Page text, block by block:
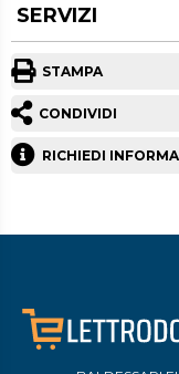
SERVIZI
STAMPA
CONDIVIDI
RICHIEDI